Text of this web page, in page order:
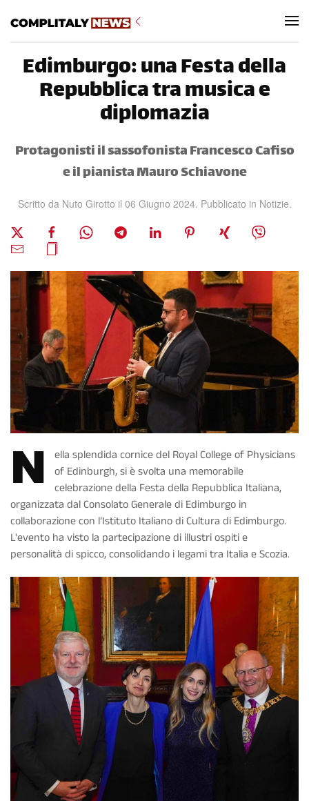
Edimburgo: una Festa della
Repubblica tra musica e
diplomazia
Protagonisti il sassofonista Francesco Cafiso
e il pianista Mauro Schiavone
Scritto da Nuto Girotto il 06 Giugno 2024. Pubblicato in Notizie.
N
ella splendida cornice del Royal College of Physicians
of Edinburgh, si è svolta una memorabile
celebrazione della Festa della Repubblica Italiana,
organizzata dal Consolato Generale di Edimburgo in
collaborazione con l’Istituto Italiano di Cultura di Edimburgo.
L'evento ha visto la partecipazione di illustri ospiti e
personalità di spicco, consolidando i legami tra Italia e Scozia.